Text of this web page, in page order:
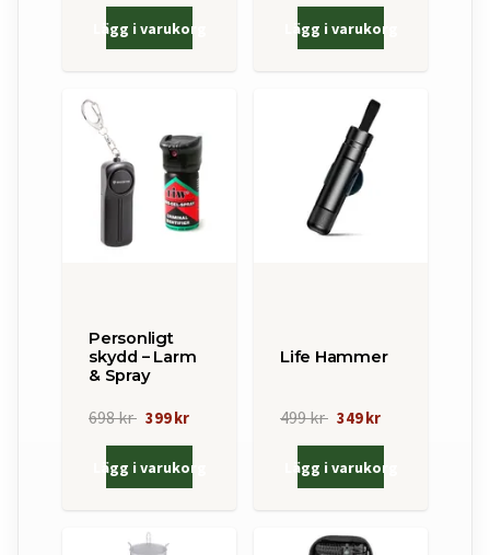
Lägg i varukorg Lägg i varukorg
Personligt
skydd – Larm
& Spray
698 kr 399 kr
Lägg i varukorg
Life Hammer
499 kr 349 kr
Lägg i varukorg